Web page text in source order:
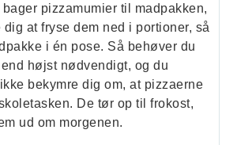
pizzamumier til madpakken,
at fryse dem ned i portioner, så
i én pose. Så behøver du
højst nødvendigt, og du
bekymre dig om, at pizzaerne
De tør op til frokost,
ud om morgenen.